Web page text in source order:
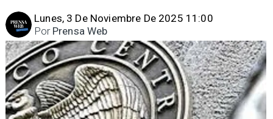
Lunes, 3 De Noviembre De 2025 11:00
Prensa Web
Por